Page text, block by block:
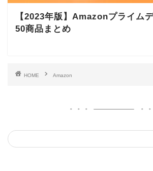
【2023年版】Amazonプライム
50商品まとめ
HOME Amazon